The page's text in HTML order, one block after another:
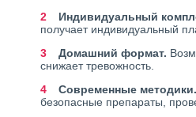
Индивидуальный
получает индивидуальный
Домашний формат.
снижает тревожность.
Современные методики.
безопасные препараты,